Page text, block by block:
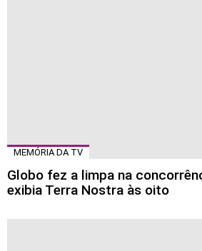
MEMÓRIA DA TV
Globo fez a limpa na
exibia Terra Nostra às oito